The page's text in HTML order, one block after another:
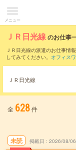
メニュー
ＪＲ日光線のお仕事
ＪＲ日光線の派遣のお仕事情報
してみてください。 オフィス
ＪＲ日光線
全 628件
未読 掲載日 2026/08/06